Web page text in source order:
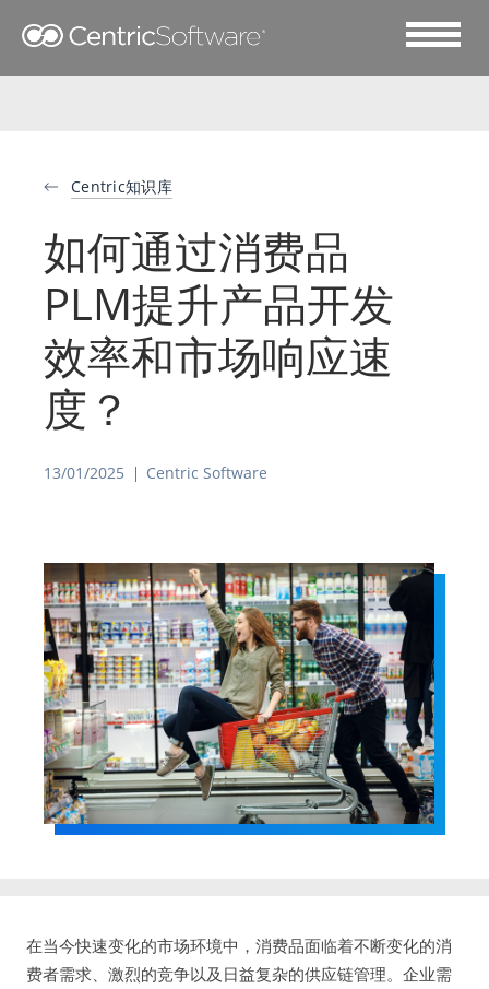
Centric知识库
如何通过消费品
PLM提升产品开发
效率和市场响应速
度？
13/01/2025 Centric Software
在当今快速变化的市场环境中，消费品面临着不断变化的消
费者需求、激烈的竞争以及日益复杂的供应链管理。企业需